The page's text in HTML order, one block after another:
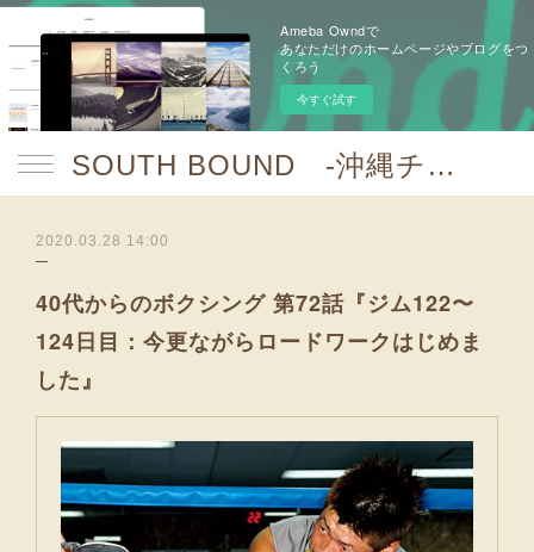
Ameba Owndで
あなただけのホームページやブログをつ
くろう
今すぐ試す
SOUTH BOUND -沖縄チャンプルお囃子コア-
2020.03.28 14:00
40代からのボクシング 第72話『ジム122〜
124日目：今更ながらロードワークはじめま
した』